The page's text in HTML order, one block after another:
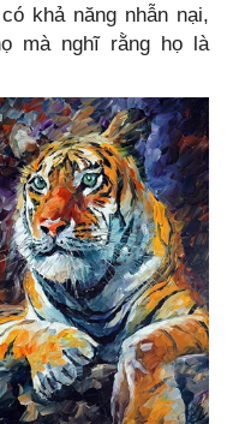
khả năng nhẫn nại,
mà nghĩ rằng họ là